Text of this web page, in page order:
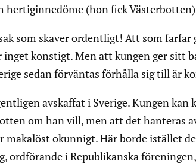
hertiginnedöme (hon fick
som skaver ordentligt! Att som farfar
konstigt. Men att kungen ger sitt
sedan förväntas förhålla sig till är
avskaffat i Sverige. Kungen kan
om han vill, men att det hanteras
makalöst okunnigt. Här borde istället
ordförande i Republikanska